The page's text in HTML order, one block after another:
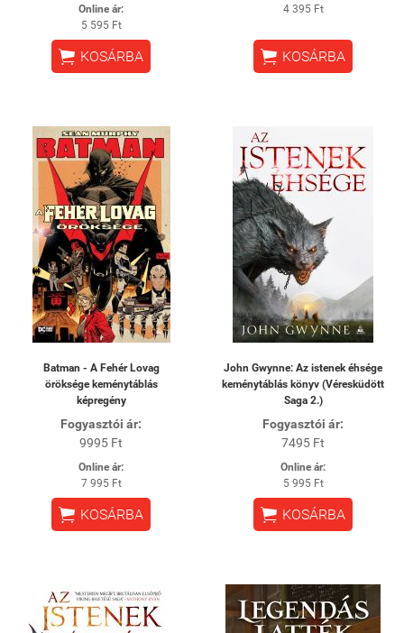
Online ár:
5 595 Ft
 KOSÁRBA
4 395 Ft
 KOSÁRBA
Batman - A Fehér Lovag
öröksége keménytáblás
képregény
Fogyasztói ár:
9995 Ft
Online ár:
7 995 Ft
 KOSÁRBA
John Gwynne: Az istenek éhsége
keménytáblás könyv (Véresküdött
Saga 2.)
Fogyasztói ár:
7495 Ft
Online ár:
5 995 Ft
 KOSÁRBA